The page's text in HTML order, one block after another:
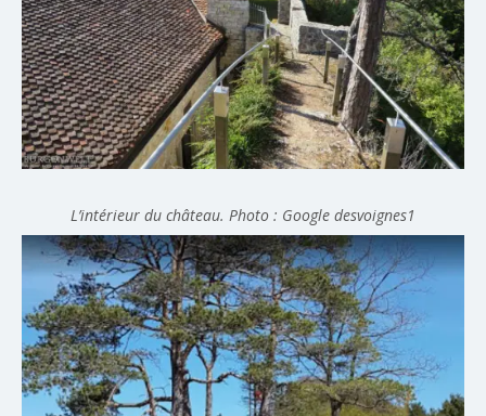
L’intérieur du château. Photo : Google desvoignes1